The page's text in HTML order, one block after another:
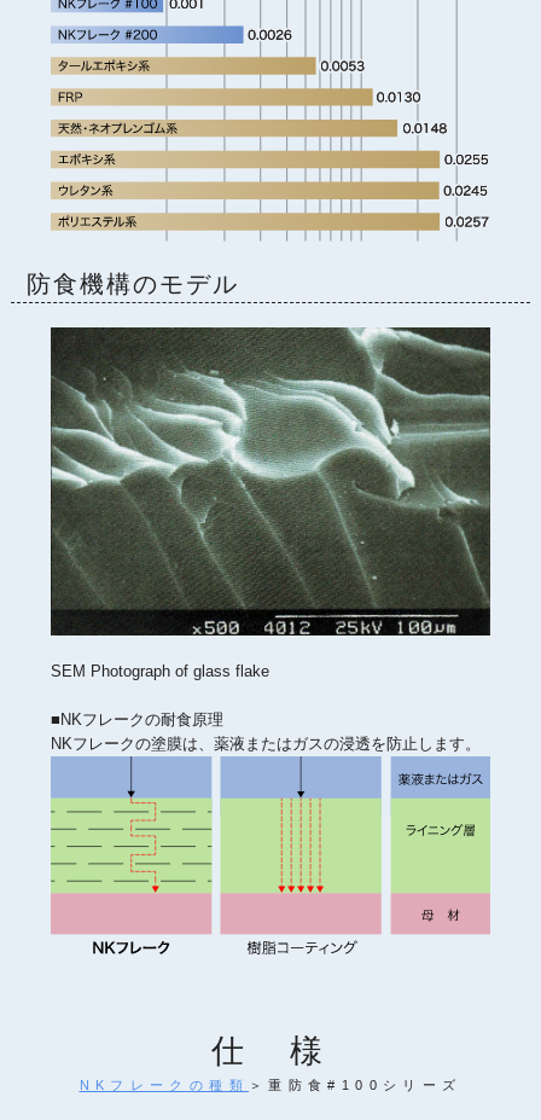
防食機構のモデル
SEM Photograph of glass flake
■NKフレークの耐食原理
NKフレークの塗膜は、薬液またはガスの浸透を防止します。
仕 様
NKフレークの種類 ＞重防食#100シリーズ